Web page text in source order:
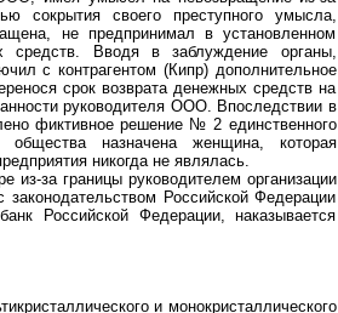
сокрытия своего преступного умысла,
не предпринимал в установленном
средств. Вводя в заблуждение органы,
с контрагентом (Кипр) дополнительное
срок возврата денежных средств на
руководителя ООО. Впоследствии в
фиктивное решение № 2 единственного
назначена женщина, которая
никогда не являлась.
за границы руководителем организации
Российской Федерации
Российской Федерации, наказывается
и монокристаллического